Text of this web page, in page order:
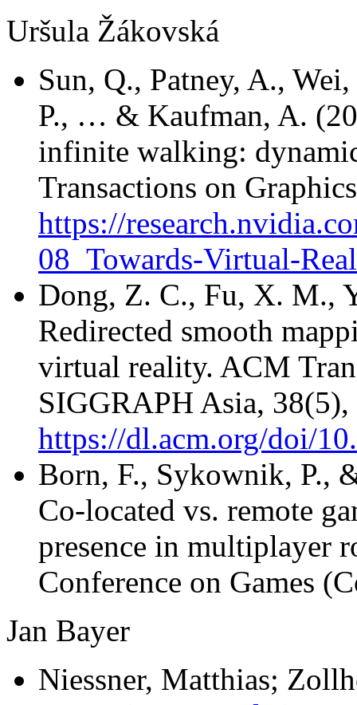
Uršula Žákovská
Sun, Q., Patney, A.,
P., … & Kaufman, A.
infinite walking:
Transactions on
https://
08_Towards-Virtual-
Dong, Z. C., Fu, X. M.,
Redirected smooth
virtual reality. ACM
SIGGRAPH Asia, 38(5),
https://dl.acm.org/doi/
Born, F., Sykownik, P.,
Co-located vs. remote
presence in multiplayer
Conference on Games
Jan Bayer
Niessner, Matthias;